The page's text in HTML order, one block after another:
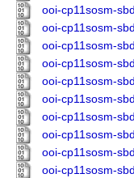
ooi-cp11sosm-
ooi-cp11sosm-
ooi-cp11sosm-
ooi-cp11sosm-
ooi-cp11sosm-
ooi-cp11sosm-
ooi-cp11sosm-
ooi-cp11sosm-
ooi-cp11sosm-
ooi-cp11sosm-